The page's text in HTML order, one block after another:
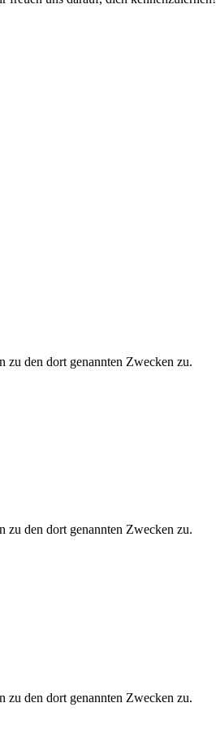
zu den dort genannten Zwecken zu.
zu den dort genannten Zwecken zu.
zu den dort genannten Zwecken zu.